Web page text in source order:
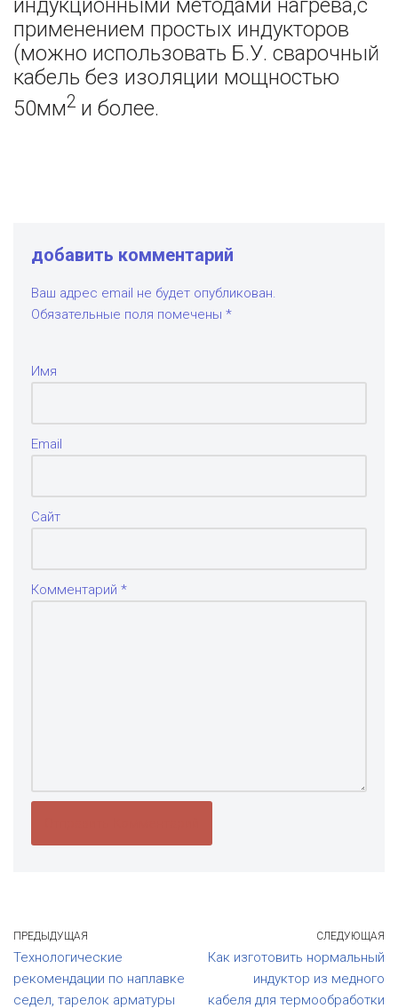
индукционными методами нагрева,с
применением простых индукторов
(можно использовать Б.У. сварочный
кабель без изоляции мощностью
50мм2 и более.
добавить комментарий
Ваш адрес email не будет опубликован.
Обязательные поля помечены *
Имя
Email
Сайт
Комментарий *
ПРЕДЫДУЩАЯ
Технологические
рекомендации по наплавке
седел, тарелок арматуры
СЛЕДУЮЩАЯ
Как изготовить нормальный
индуктор из медного
кабеля для термообработки